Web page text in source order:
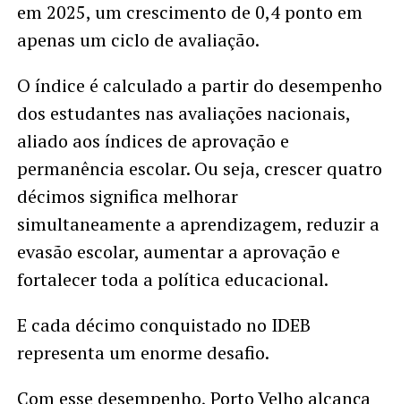
em 2025, um crescimento de 0,4 ponto em
apenas um ciclo de avaliação.
O índice é calculado a partir do desempenho
dos estudantes nas avaliações nacionais,
aliado aos índices de aprovação e
permanência escolar. Ou seja, crescer quatro
décimos significa melhorar
simultaneamente a aprendizagem, reduzir a
evasão escolar, aumentar a aprovação e
fortalecer toda a política educacional.
E cada décimo conquistado no IDEB
representa um enorme desafio.
Com esse desempenho, Porto Velho alcança